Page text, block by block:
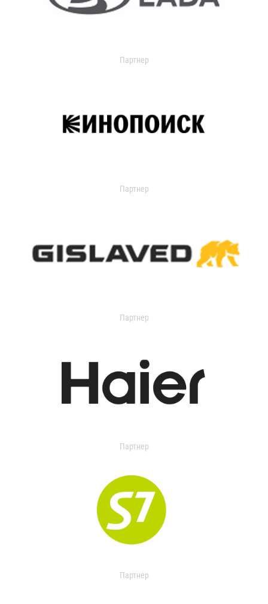
Партнер
Партнер
Партнер
Партнер
Партнер